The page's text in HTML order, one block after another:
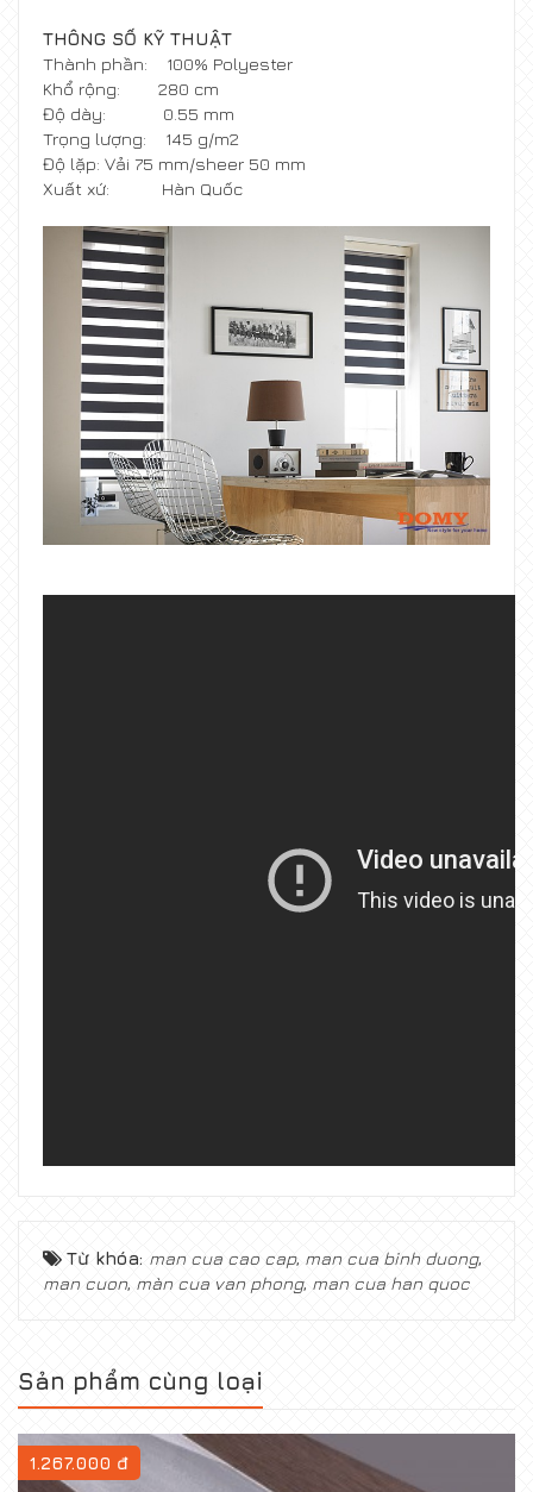
THÔNG SỐ KỸ THUẬT
Thành phần: 100% Polyester
Khổ rộng: 280 cm
Độ dày: 0.55 mm
Trọng lượng: 145 g/m2
Độ lặp: Vải 75 mm/sheer 50 mm
Xuất xứ: Hàn Quốc
Từ khóa: man cua cao cap, man cua binh duong,
man cuon, màn cua van phong, man cua han quoc
Sản phẩm cùng loại
1.267.000 đ